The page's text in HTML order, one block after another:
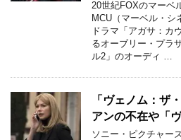
20世紀FOXのマーベ
MCU（マーベル・シ
ドラマ「アガサ：カ
るオーブリー・プラ
ル2」のオーディ …
「ヴェノム：ザ
アンの不在や「
ソニー・ピクチャー